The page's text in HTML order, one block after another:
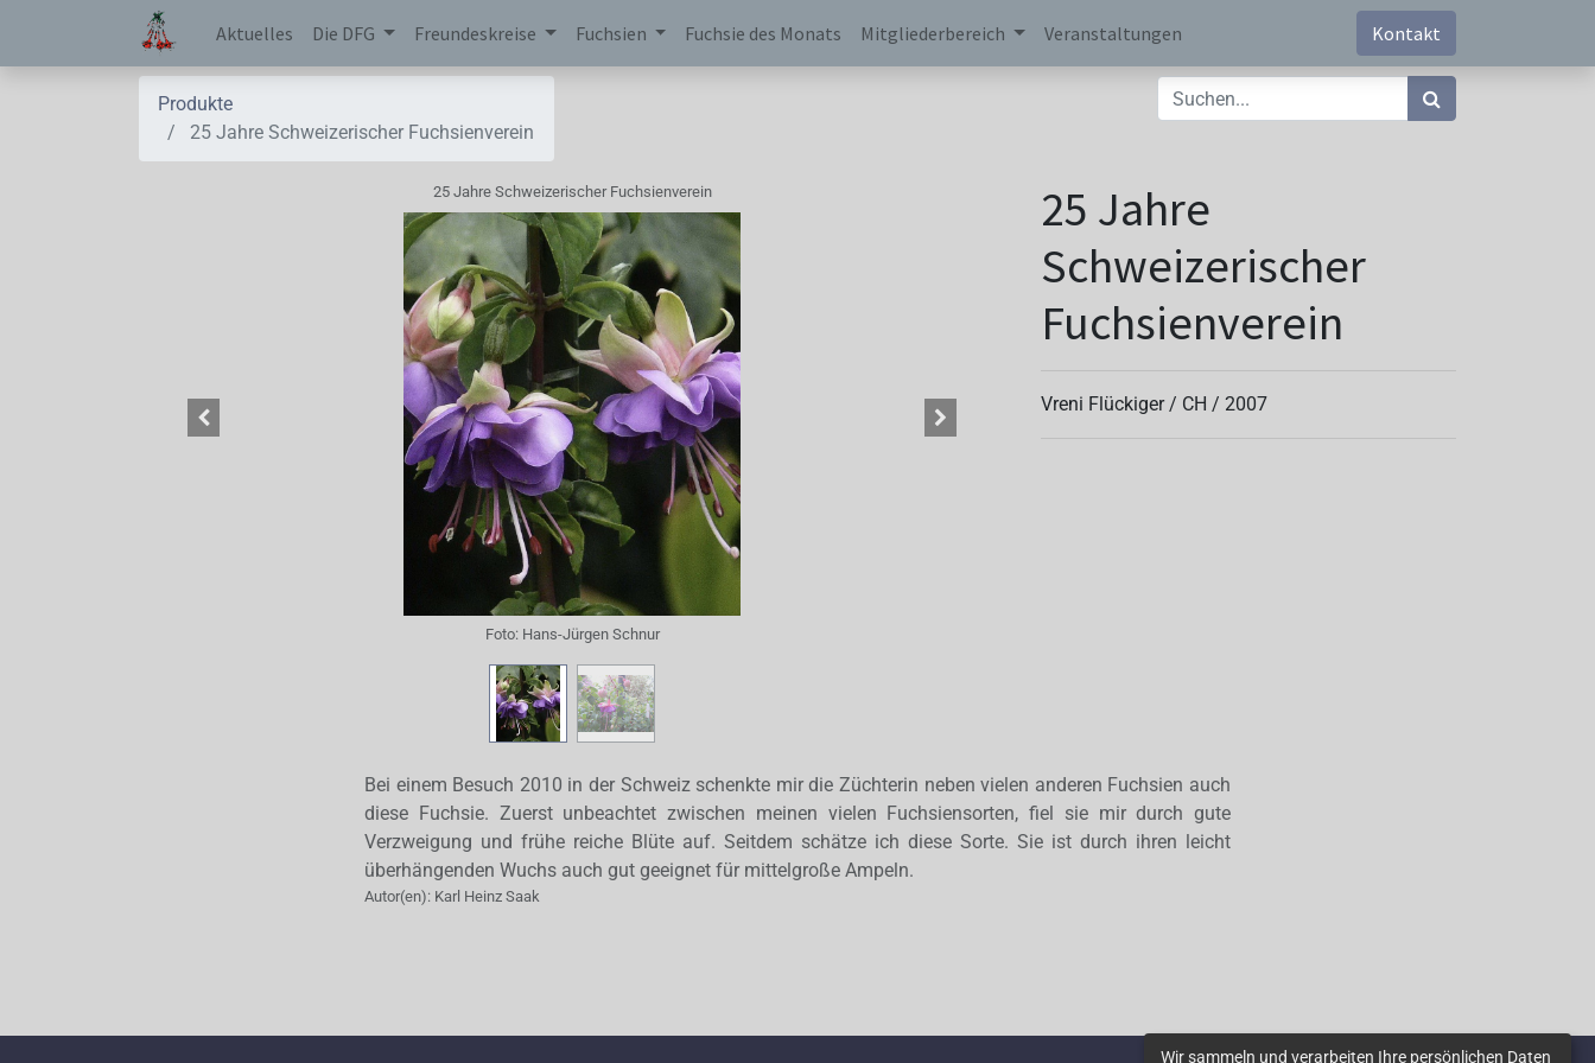
Aktuelles Die DFG Freundeskreise Fuchsien Fuchsie des Monats Mitgliederbereich Veranstaltungen Kontakt
Produkte
25 Jahre Schweizerischer Fuchsienverein
25 Jahre Schweizerischer Fuchsienverein
Foto: Hans-Jürgen Schnur
25 Jahre
Schweizerischer
Fuchsienverein
Vreni Flückiger / CH / 2007
Bei einem Besuch 2010 in der Schweiz schenkte mir die Züchterin neben vielen anderen Fuchsien auch
diese Fuchsie. Zuerst unbeachtet zwischen meinen vielen Fuchsiensorten, fiel sie mir durch gute
Verzweigung und frühe reiche Blüte auf. Seitdem schätze ich diese Sorte. Sie ist durch ihren leicht
überhängenden Wuchs auch gut geeignet für mittelgroße Ampeln.
Autor(en): Karl Heinz Saak
Wir sammeln und verarbeiten Ihre persönlichen Daten